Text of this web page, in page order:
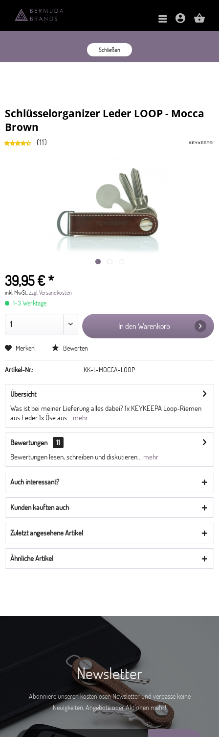
account_circle shopping_basket
Schließen
Schlüsselorganizer Leder LOOP - Mocca
Brown
(11)
39,95 € *
inkl. MwSt. zzgl. Versandkosten
1-3 Werktage
In den Warenkorb
Merken Bewerten
Artikel-Nr.: KK-L-MOCCA-LOOP
Übersicht
Was ist bei meiner Lieferung alles dabei? 1x KEYKEEPA Loop-Riemen
aus Leder 1x Öse aus...
mehr
Bewertungen
11
Bewertungen lesen, schreiben und diskutieren...
mehr
Auch interessant?
Kunden kauften auch
Zuletzt angesehene Artikel
Ähnliche Artikel
Newsletter
Abonniere unseren kostenlosen Newsletter und verpasse keine
Neuigkeiten, Angebote oder Aktionen mehr!